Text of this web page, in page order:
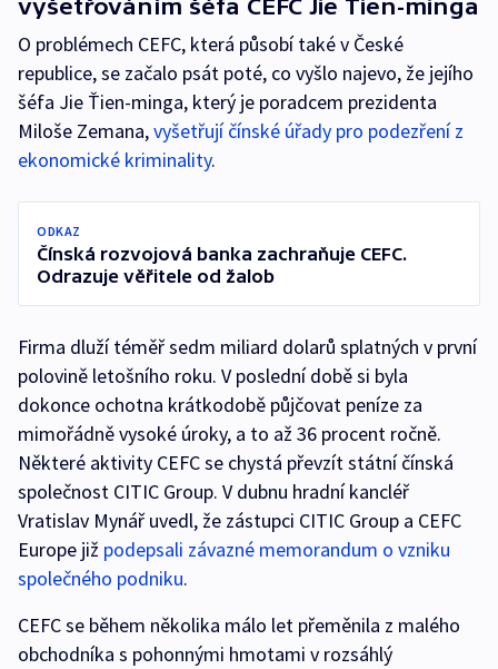
vyšetřováním šéfa CEFC Jie Ťien-minga
O problémech CEFC, která působí také v České
republice, se začalo psát poté, co vyšlo najevo, že jejího
šéfa Jie Ťien-minga, který je poradcem prezidenta
Miloše Zemana,vyšetřují čínské úřady pro podezření z
ekonomické kriminality.
ODKAZ
Čínská rozvojová banka zachraňuje CEFC.
Odrazuje věřitele od žalob
Firma dluží téměř sedm miliard dolarů splatných v první
polovině letošního roku. V poslední době si byla
dokonce ochotna krátkodobě půjčovat peníze za
mimořádně vysoké úroky, a to až 36 procent ročně.
Některé aktivity CEFC se chystá převzít státní čínská
společnost CITIC Group. V dubnu hradní kancléř
Vratislav Mynář uvedl, že zástupci CITIC Group a CEFC
Europe již podepsali závazné memorandum o vzniku
společného podniku.
CEFC se během několika málo let přeměnila z malého
obchodníka s pohonnými hmotami v rozsáhlý